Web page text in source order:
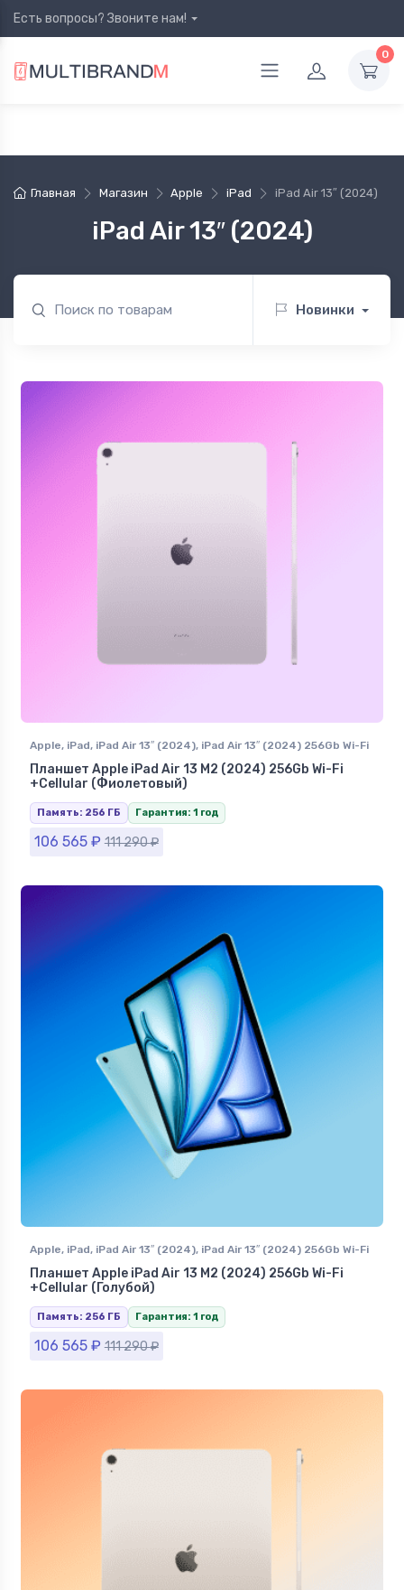
Есть вопросы? Звоните нам!
0
Главная Магазин Apple iPad iPad Air 13″ (2024)
iPad Air 13″ (2024)
Новинки
Apple, iPad, iPad Air 13″ (2024), iPad Air 13″ (2024) 256Gb Wi-Fi
+Сellular
Планшет Apple iPad Air 13 M2 (2024) 256Gb Wi-Fi
+Сellular (Фиолетовый)
Память: 256 ГБ Гарантия: 1 год
106 565 ₽ 111 290₽
Apple, iPad, iPad Air 13″ (2024), iPad Air 13″ (2024) 256Gb Wi-Fi
+Сellular
Планшет Apple iPad Air 13 M2 (2024) 256Gb Wi-Fi
+Сellular (Голубой)
Память: 256 ГБ Гарантия: 1 год
106 565 ₽ 111 290₽